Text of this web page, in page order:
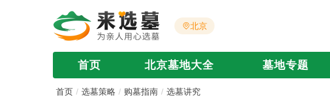
北京
首页 北京墓地大全 墓地专题
首页 选墓策略 购墓指南 选墓讲究